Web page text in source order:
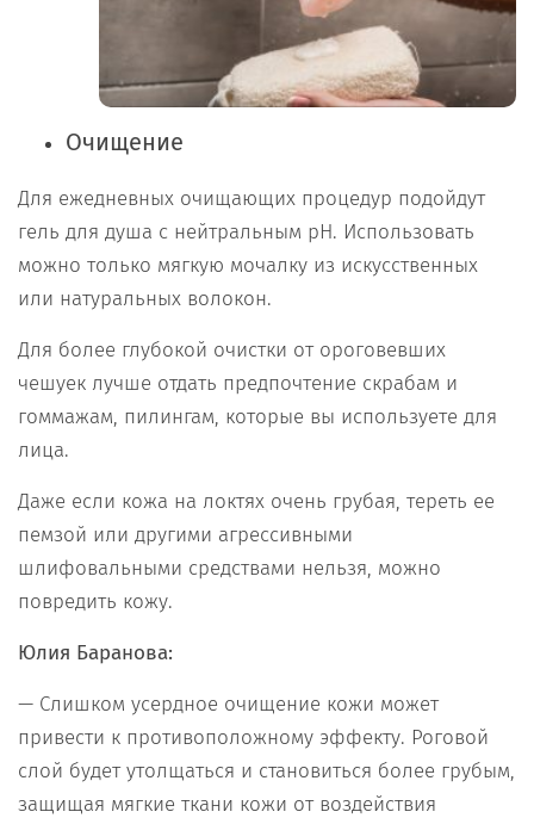
Очищение
Для ежедневных очищающих процедур подойдут
гель для душа с нейтральным рН. Использовать
можно только мягкую мочалку из искусственных
или натуральных волокон.
Для более глубокой очистки от ороговевших
чешуек лучше отдать предпочтение скрабам и
гоммажам, пилингам, которые вы используете для
лица.
Даже если кожа на локтях очень грубая, тереть ее
пемзой или другими агрессивными
шлифовальными средствами нельзя, можно
повредить кожу.
Юлия Баранова:
— Слишком усердное очищение кожи может
привести к противоположному эффекту. Роговой
слой будет утолщаться и становиться более грубым,
защищая мягкие ткани кожи от воздействия